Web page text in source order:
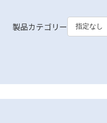
製品カテゴリー